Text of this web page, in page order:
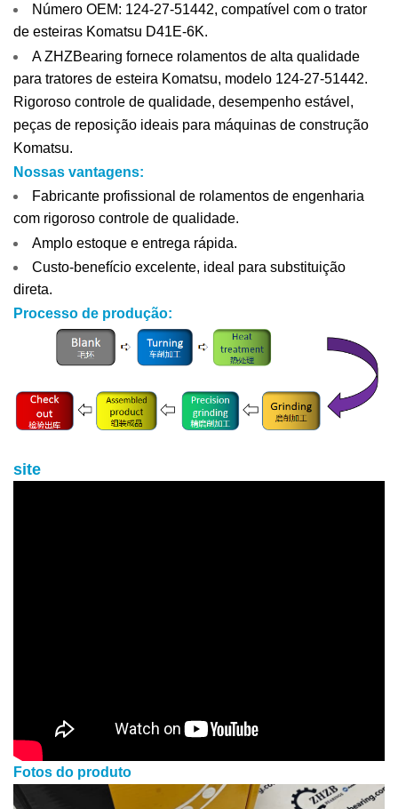
Número OEM: 124-27-51442, compatível com o trator
de esteiras Komatsu D41E-6K.
A ZHZBearing fornece rolamentos de alta qualidade
para tratores de esteira Komatsu, modelo 124-27-51442.
Rigoroso controle de qualidade, desempenho estável,
peças de reposição ideais para máquinas de construção
Komatsu.
Nossas vantagens:
Fabricante profissional de rolamentos de engenharia
com rigoroso controle de qualidade.
Amplo estoque e entrega rápida.
Custo-benefício excelente, ideal para substituição
direta.
Processo de produção:
site
Fotos do produto